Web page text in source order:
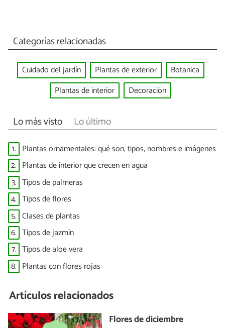
Categorías relacionadas
Cuidado del jardín Plantas de exterior
Botanica
Plantas de interior
Decoración
Lo más visto Lo último
1. Plantas ornamentales: qué son, tipos, nombres e imágenes
2. Plantas de interior que crecen en agua
3. Tipos de palmeras
4. Tipos de flores
5. Clases de plantas
6. Tipos de jazmín
7. Tipos de aloe vera
8. Plantas con flores rojas
Artículos relacionados
Flores de diciembre